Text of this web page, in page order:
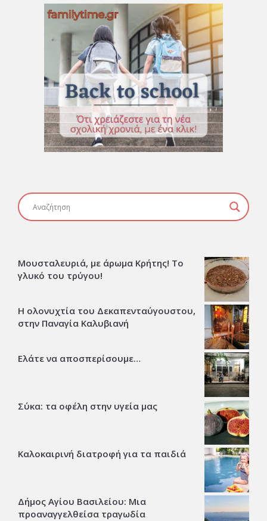
Μουσταλευριά, με άρωμα Κρήτης! Το
γλυκό του τρύγου!
Η ολονυχτία του Δεκαπενταύγουστου,
στην Παναγία Καλυβιανή
Ελάτε να αποσπερίσουμε…
Σύκα: τα οφέλη στην υγεία μας
Καλοκαιρινή διατροφή για τα παιδιά
Δήμος Αγίου Βασιλείου: Μια
προαναγγελθείσα τραγωδία